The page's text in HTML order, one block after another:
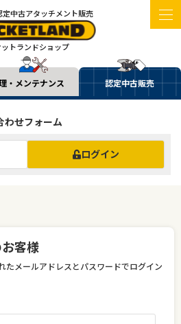
定中古アタッチメント販売
トランドショップ
・メンテナンス 認定中古販売
わせフォーム
ログイン
客様
たメールアドレスとパスワードでログイン